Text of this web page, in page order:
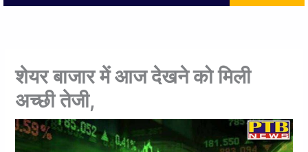
शेयर बाजार में आज देखने को मिली
अच्छी तेजी,